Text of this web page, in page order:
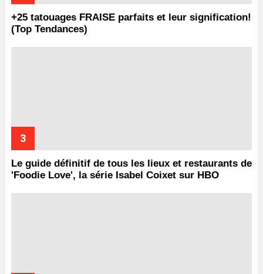
+25 tatouages ​​FRAISE parfaits et leur signification!
(Top Tendances)
Le guide définitif de tous les lieux et restaurants de
'Foodie Love', la série Isabel Coixet sur HBO